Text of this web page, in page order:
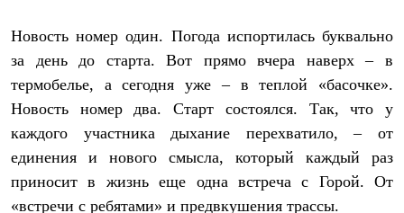
Куртки
Брюки
Термобелье
Теплое термобелье
Среднее термобелье
Легкое термобелье
Лёгкая одежда
Футболки
Новость номер один. Погода испортилась буквально
за день до старта. Вот прямо вчера наверх – в
термобелье, а сегодня уже – в теплой «басочке».
Новость номер два. Старт состоялся. Так, что у
каждого участника дыхание перехватило, – от
единения и нового смысла, который каждый раз
приносит в жизнь еще одна встреча с Горой. От
«встречи с ребятами» и предвкушения трассы.